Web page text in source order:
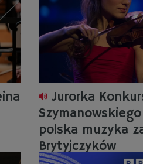
Jurorka
polska muzyka
Brytyjczyków